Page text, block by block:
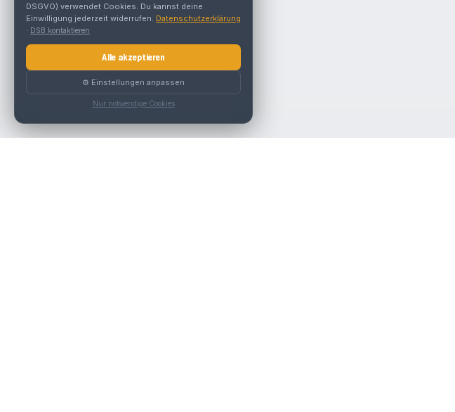
DSGVO) verwendet Cookies. Du kannst deine
Einwilligung jederzeit widerrufen. Datenschutzerklärung
· DSB kontaktieren
Alle akzeptieren
⚙️ Einstellungen anpassen
Nur notwendige Cookies